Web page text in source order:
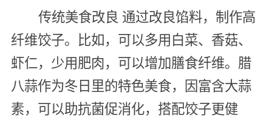
传统美食改良 通过改良馅料，制作高
纤维饺子。比如，可以多用白菜、香菇、
虾仁，少用肥肉，可以增加膳食纤维。腊
八蒜作为冬日里的特色美食，因富含大蒜
素，可以助抗菌促消化，搭配饺子更健